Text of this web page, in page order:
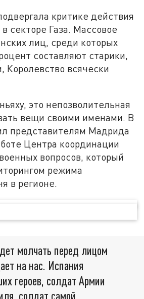
критике действия
секторе Газа. Массовое
лиц, среди которых
составляют старики,
всячески
это непозволительная
вещи своими именами. В
представителям Мадрида
Центра координации
вопросов, который
режима
в регионе.
молчать перед лицом
на нас. Испания
героев, солдат Армии
солдат самой